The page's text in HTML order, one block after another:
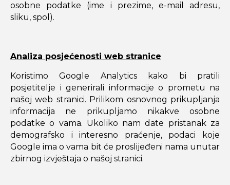
osobne podatke (ime i prezime, e-mail adresu,
sliku, spol).
Analiza posjećenosti web stranice
Koristimo Google Analytics kako bi pratili
posjetitelje i generirali informacije o prometu na
našoj web stranici. Prilikom osnovnog prikupljanja
informacija ne prikupljamo nikakve osobne
podatke o vama. Ukoliko nam date pristanak za
demografsko i interesno praćenje, podaci koje
Google ima o vama bit će proslijeđeni nama unutar
zbirnog izvještaja o našoj stranici.